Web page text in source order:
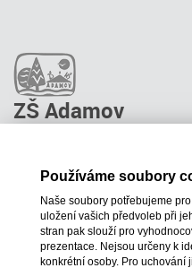
ZŠ Adamov
Stravování
ŠPP Poradenství
Kontakty
Projekty školy
Používáme soubory
Naše soubory potřebujeme
uložení vašich předvoleb při
stran pak slouží pro
prezentace. Nejsou určeny k
konkrétní osoby. Pro uchování